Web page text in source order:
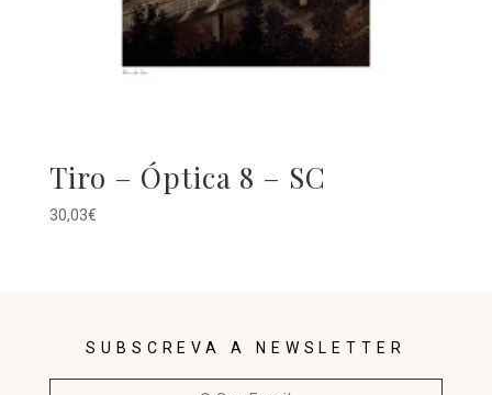
Tiro – Óptica 8 – SC
30,03€
SUBSCREVA A NEWSLETTER